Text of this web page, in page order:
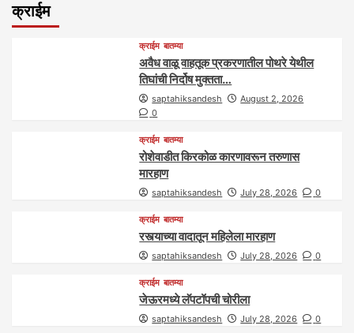
क्राईम
क्राईम बातम्या
अवैध वाळू वाहतूक प्रकरणातील पोथरे येथील
तिघांची निर्दोष मुक्तता…
saptahiksandesh
August 2, 2026
0
क्राईम बातम्या
रोशेवाडीत किरकोळ कारणावरून तरुणास
मारहाण
saptahiksandesh July 28, 2026 0
क्राईम बातम्या
रस्त्याच्या वादातून महिलेला मारहाण
saptahiksandesh July 28, 2026 0
क्राईम बातम्या
जेऊरमध्ये लॅपटॉपची चोरीला
saptahiksandesh July 28, 2026 0